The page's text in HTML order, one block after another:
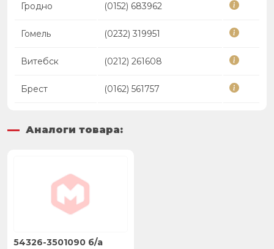
Гродно (0152) 683962
Гомель (0232) 319951
Витебск (0212) 261608
Брест (0162) 561757
Аналоги товара:
54326-3501090 б/а